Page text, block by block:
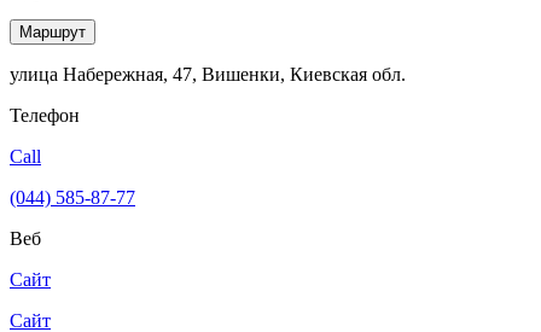
Маршрут
улица Набережная, 47, Вишенки, Киевская обл.
Телефон
Call
(044) 585-87-77
Веб
Сайт
Сайт